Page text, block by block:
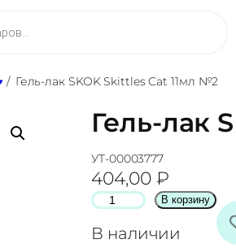
/ Гель-лак SKOK Skittles Cat 11мл №2
Гель-лак
УТ-00003777
404,00 ₽
В наличии
К
о
В корзину